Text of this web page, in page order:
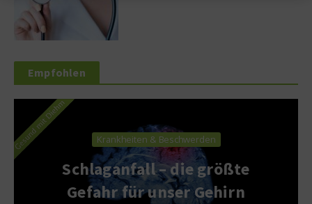
Empfohlen
Krankheiten & Beschwerden
Schlaganfall – die größte
Gefahr für unser Gehirn